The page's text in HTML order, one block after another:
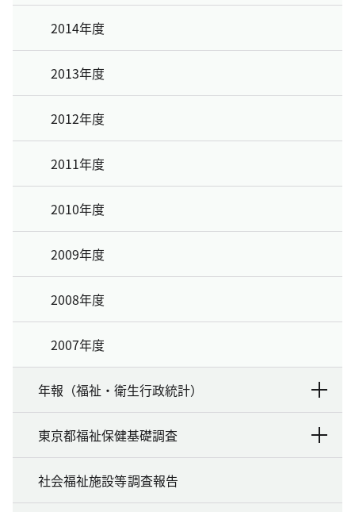
2014年度
2013年度
2012年度
2011年度
2010年度
2009年度
2008年度
2007年度
年報（福祉・衛生行政統計）
東京都福祉保健基礎調査
社会福祉施設等調査報告